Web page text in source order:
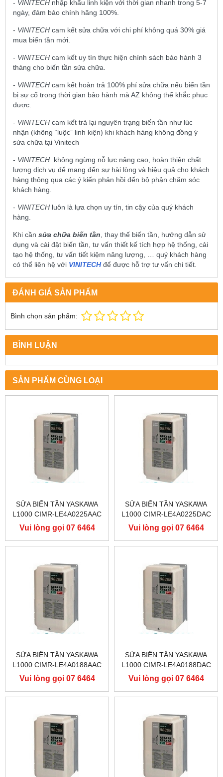
- VINITECH nhập khẩu linh kiện với thời gian nhanh trong 5-7
ngày, đảm bảo chính hãng 100%.
- VINITECH cam kết sửa chữa với chi phí không quá 30% giá
mua biến tần mới.
- VINITECH cam kết uy tín thực hiện chính sách bảo hành 3
tháng cho biến tần sửa chữa.
- VINITECH cam kết hoàn trả 100% phí sửa chữa nếu biến tần
bị sự cố trong thời gian bảo hành mà AZ không thể khắc phục
được.
- VINITECH cam kết trả lại nguyên trạng biến tần như lúc
nhận (không “luộc” linh kiện) khi khách hàng không đồng ý
sửa chữa tại Vinitech
- VINITECH không ngừng nỗ lực nâng cao, hoàn thiện chất
lượng dịch vụ để mang đến sự hài lòng và hiệu quả cho khách
hàng thông qua các ý kiến phản hồi đến bộ phận chăm sóc
khách hàng.
- VINITECH luôn là lựa chọn uy tín, tin cậy của quý khách
hàng.
Khi cần sửa chữa biến tần, thay thế biến tần, hướng dẫn sử
dụng và cài đặt biến tần, tư vấn thiết kế tích hợp hệ thống, cải
tạo hệ thống, tư vấn tiết kiệm năng lượng, … quý khách hàng
có thể liên hệ với VINITECHđể được hỗ trợ tư vấn chi tiết.
ĐÁNH GIÁ SẢN PHẨM
Bình chọn sản phẩm:
BÌNH LUẬN
SẢN PHẨM CÙNG LOẠI
SỬA BIẾN TẦN YASKAWA
L1000 CIMR-LE4A0225AAC
400V 110KW, BIẾN TẦN
YASKAWA L1000
Vui lòng gọi 07 6464
9556
SỬA BIẾN TẦN YASKAWA
L1000 CIMR-LE4A0225DAC
400V 110KW, BIẾN TẦN
YASKAWA L1000
Vui lòng gọi 07 6464
9556
SỬA BIẾN TẦN YASKAWA
L1000 CIMR-LE4A0188AAC
400V 90KW, BIẾN TẦN
YASKAWA L1000
Vui lòng gọi 07 6464
9556
SỬA BIẾN TẦN YASKAWA
L1000 CIMR-LE4A0188DAC
400V 90KW, BIẾN TẦN
YASKAWA L1000
Vui lòng gọi 07 6464
9556